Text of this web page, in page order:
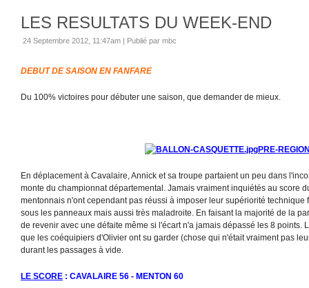
LES RESULTATS DU WEEK-END
24 Septembre 2012, 11:47am | Publié par mbc
DEBUT DE SAISON EN FANFARE
Du 100% victoires pour débuter une saison, que demander de mieux.
PRE-
En déplacement à Cavalaire, Annick et sa troupe partaient un peu dans
monte du championnat départemental. Jamais vraiment inquiétés au score
mentonnais n'ont cependant pas réussi à imposer leur supériorité
sous les panneaux mais aussi très maladroite. En faisant la majorité de la
de revenir avec une défaite même si l'écart n'a jamais dépassé les 8 points.
que les coéquipiers d'Olivier ont su garder (chose qui n'était vraiment pas
durant les passages à vide.
LE SCORE : CAVALAIRE 56 - MENTON 60